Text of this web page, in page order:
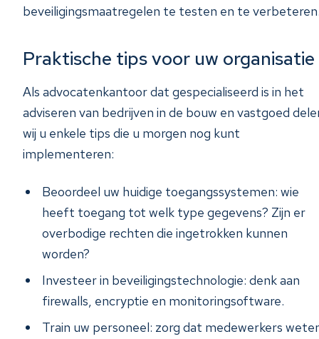
beveiligingsmaatregelen te testen en te
Praktische tips voor uw organisatie
Als advocatenkantoor dat gespecialiseerd is in het
adviseren van bedrijven in de bouw en vastgoed
wij u enkele tips die u morgen nog kunt
implementeren:
Beoordeel uw huidige toegangssystemen: wie
heeft toegang tot welk type gegevens? Zijn er
overbodige rechten die ingetrokken kunnen
worden?
Investeer in beveiligingstechnologie: denk aan
firewalls, encryptie en monitoringsoftware.
Train uw personeel: zorg dat medewerkers